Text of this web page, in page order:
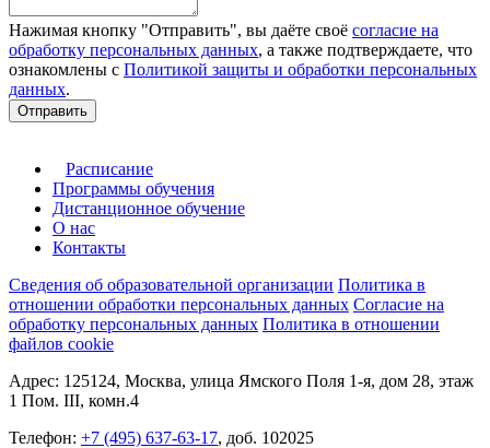
Нажимая кнопку "Отправить", вы даёте своё согласие на
обработку персональных данных, а также подтверждаете, что
ознакомлены с Политикой защиты и обработки персональных
данных.
Отправить
Расписание
Программы обучения
Дистанционное обучение
О нас
Контакты
Сведения об образовательной организации Политика в
отношении обработки персональных данных Согласие на
обработку персональных данных Политика в отношении
файлов cookie
Адрес: 125124, Москва, улица Ямского Поля 1-я, дом 28, этаж
1 Пом. III, комн.4
Телефон: +7 (495) 637-63-17, доб. 102025